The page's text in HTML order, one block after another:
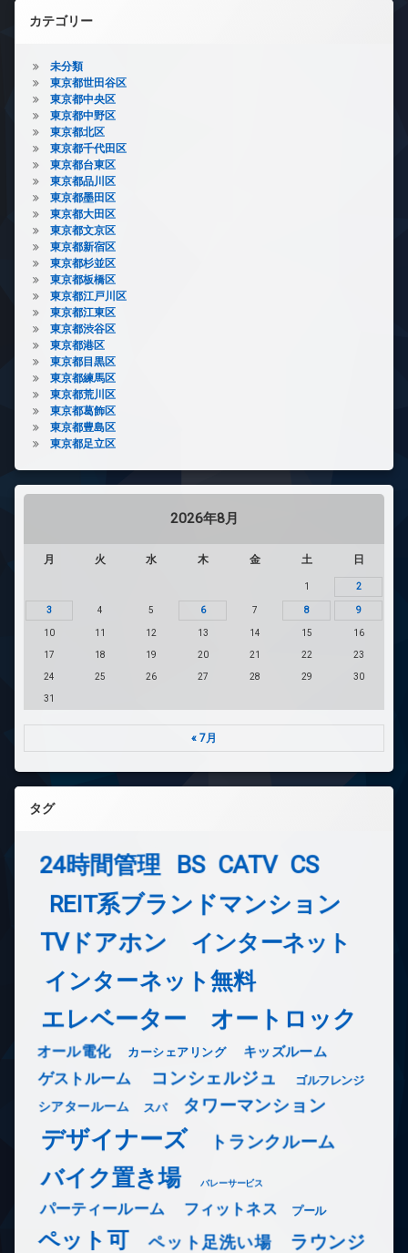
カテゴリー
未分類
東京都世田谷区
東京都中央区
東京都中野区
東京都北区
東京都千代田区
東京都台東区
東京都品川区
東京都墨田区
東京都大田区
東京都文京区
東京都新宿区
東京都杉並区
東京都板橋区
東京都江戸川区
東京都江東区
東京都渋谷区
東京都港区
東京都目黒区
東京都練馬区
東京都荒川区
東京都葛飾区
東京都豊島区
東京都足立区
2026年8月
月 火 水 木 金 土 日
1 2
3 4 5 6 7 8 9
10 11 12 13 14 15 16
17 18 19 20 21 22 23
24 25 26 27 28 29 30
31
« 7月
タグ
24時間管理 BS CATV CS
REIT系ブランドマンション
TVドアホン インターネット
インターネット無料
エレベーター オートロック
オール電化 カーシェアリング キッズルーム
ゲストルーム コンシェルジュ ゴルフレンジ
シアタールーム スパ タワーマンション
デザイナーズ トランクルーム
バイク置き場 バレーサービス
パーティールーム フィットネス プール
ペット可 ペット足洗い場 ラウンジ